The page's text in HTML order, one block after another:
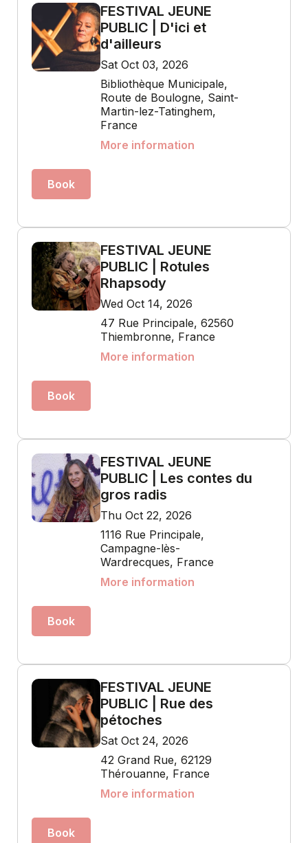
FESTIVAL JEUNE
PUBLIC | D'ici et
d'ailleurs
Sat Oct 03, 2026
Bibliothèque Municipale,
Route de Boulogne, Saint-
Martin-lez-Tatinghem,
France
More information
Book
FESTIVAL JEUNE
PUBLIC | Rotules
Rhapsody
Wed Oct 14, 2026
47 Rue Principale, 62560
Thiembronne, France
More information
Book
FESTIVAL JEUNE
PUBLIC | Les contes du
gros radis
Thu Oct 22, 2026
1116 Rue Principale,
Campagne-lès-
Wardrecques, France
More information
Book
FESTIVAL JEUNE
PUBLIC | Rue des
pétoches
Sat Oct 24, 2026
42 Grand Rue, 62129
Thérouanne, France
More information
Book